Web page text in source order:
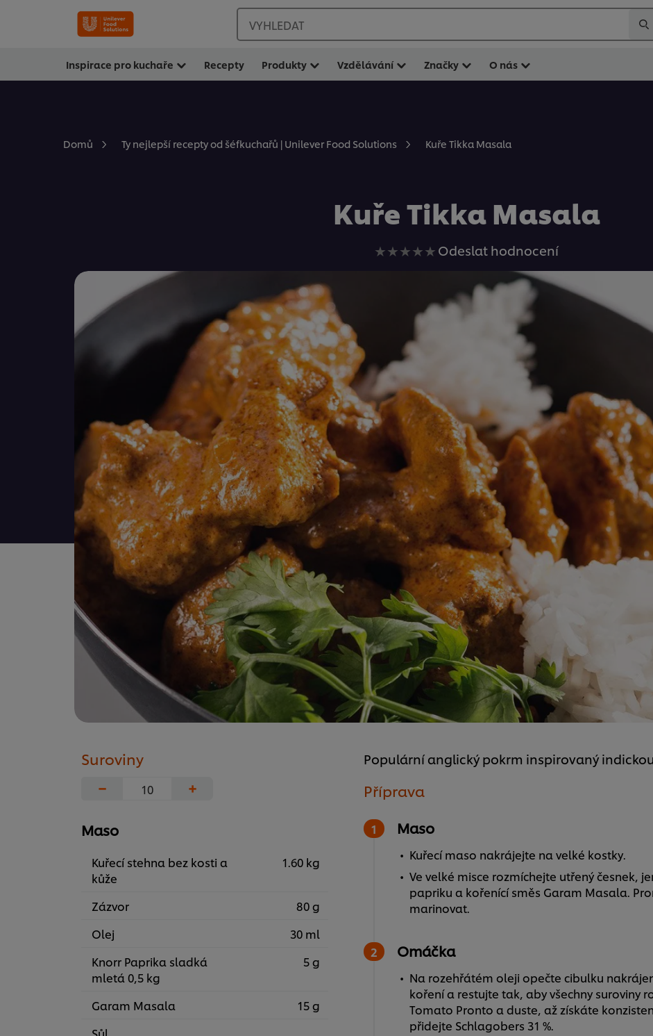
VYHLEDAT
Inspirace pro kuchaře Recepty Produkty Vzdělávání Značky O nás
Domů Ty nejlepší recepty od šéfkuchařů | Unilever Food Solutions Kuře Tikka Masala
Kuře Tikka Masala
Pro
recipe
nebyla
odeslána
hodnocení
Odeslat hodnocení
Suroviny
−
+
Maso
Kuřecí stehna bez kosti a
kůže
1.60 kg
Zázvor
80 g
Olej
30 ml
Knorr Paprika sladká
mletá 0,5 kg
5 g
Garam Masala
15 g
Populární anglický pokrm inspirovaný
Příprava
Maso
Kuřecí maso nakrájejte na velké kostky.
Ve velké misce rozmíchejte utřený česnek,
papriku a kořenící směs Garam Masala.
marinovat.
Omáčka
Na rozehřátém oleji opečte cibulku
koření a restujte tak, aby všechny suroviny
Tomato Pronto a duste, až získáte
přidejte Schlagobers 31 %.